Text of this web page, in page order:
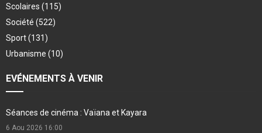
Scolaires (115)
Société (522)
Sport(131)
Urbanisme (10)
EVÉNEMENTS À VENIR
Séances de cinéma : Vaïana et Kayara
6 Aou 2026 16:00